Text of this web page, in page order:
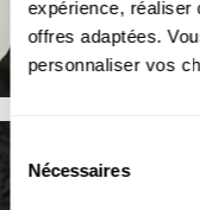
expérience, réaliser
offres adaptées.
personnaliser vos
Nécessaires
Chef inspiré,